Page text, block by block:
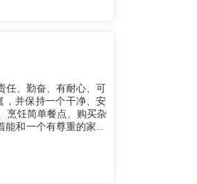
任、勤奋、有耐心、可
，并保持一个干净、安
烹饪简单餐点、购买杂
和一个有尊重的家庭